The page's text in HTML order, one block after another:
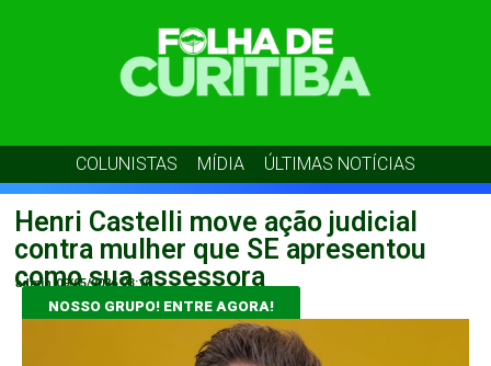
COLUNISTAS MÍDIA ÚLTIMAS NOTÍCIAS
Henri Castelli move ação judicial
contra mulher que SE apresentou
como sua assessora
admin 09/05/2026 23:10
NOSSO GRUPO! ENTRE AGORA!